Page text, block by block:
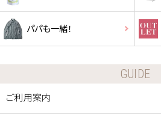
パパも一緒！
GUIDE
ご利用案内